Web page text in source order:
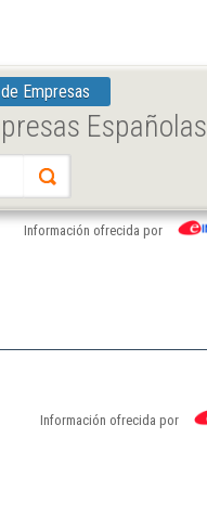
Empresas
Españolas
Información ofrecida por
Información ofrecida por